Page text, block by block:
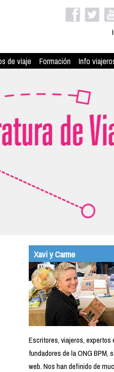
de viaje Formación Info
Xavi y Carme
Escritores, viajeros, expertos
fundadores de la ONG BPM,
web. Nos han definido de